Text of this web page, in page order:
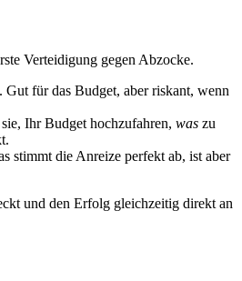
Verteidigung gegen Abzocke.
für das Budget, aber riskant, wenn
Ihr Budget hochzufahren, was zu
stimmt die Anreize perfekt ab, ist aber
und den Erfolg gleichzeitig direkt an